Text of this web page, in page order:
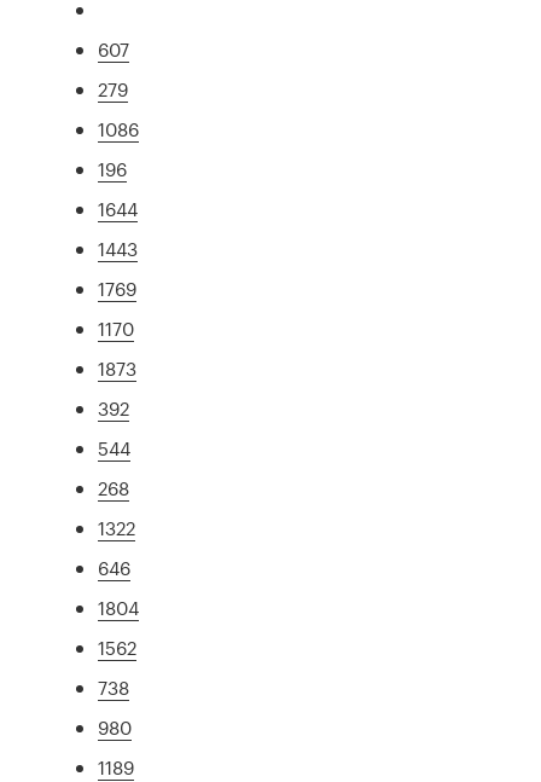
607
279
1086
196
1644
1443
1769
1170
1873
392
544
268
1322
646
1804
1562
738
980
1189